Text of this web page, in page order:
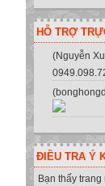
HỖ TRỢ
(Nguyễn
ĐIỀU TRA Ý
Bạn thấy
đẹp, đặt tên cho